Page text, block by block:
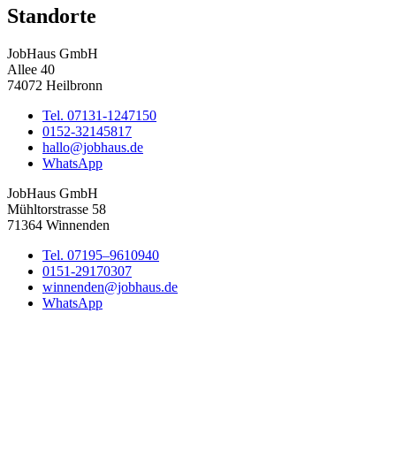
Standorte
JobHaus GmbH
Allee 40
74072 Heilbronn
Tel. 07131-1247150
0152-32145817
hallo@jobhaus.de
WhatsApp
JobHaus GmbH
Mühltorstrasse 58
71364 Winnenden
Tel. 07195–9610940
0151-29170307
winnenden@jobhaus.de
WhatsApp